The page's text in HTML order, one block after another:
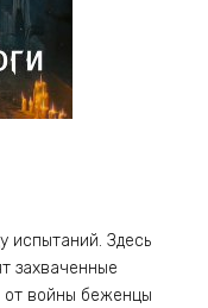
испытаний. Здесь
захваченные
от войны беженцы